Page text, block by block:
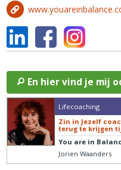
En hier vind je mij
Lifecoaching
Zin in Jezelf
terug te krijgen
You are in
Jorien Waanders